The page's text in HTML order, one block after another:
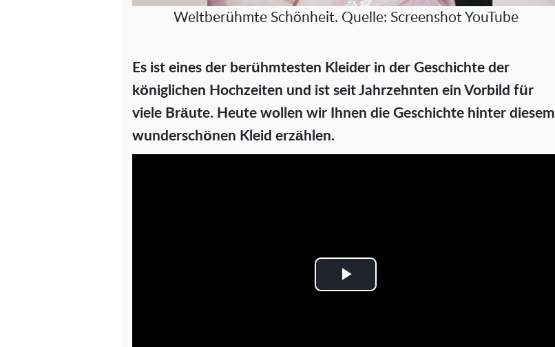
Weltberühmte Schönheit. Quelle: Screenshot YouTube
Es ist eines der berühmtesten Kleider in der Geschichte der
königlichen Hochzeiten und ist seit Jahrzehnten ein Vorbild für
viele Bräute. Heute wollen wir Ihnen die Geschichte hinter diesem
wunderschönen Kleid erzählen.
P